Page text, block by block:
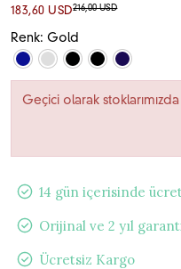
183,60 USD216,00 USD
Renk: Gold
Geçici olarak
14 gün içerisinde
Orijinal ve 2 yıl
Ücretsiz Kargo